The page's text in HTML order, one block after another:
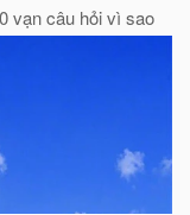
vạn câu hỏi vì sao